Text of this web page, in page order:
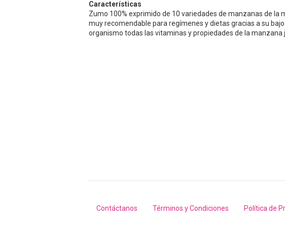
Características
Zumo 100% exprimido de 10 variedades de manzanas de la
muy recomendable para regímenes y dietas gracias a su
organismo todas las vitaminas y propiedades de la manzana
Footer
Contáctanos Términos y Condiciones Política de